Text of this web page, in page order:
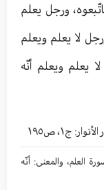
ورجل يعلم
لا يعلم ويعلم
يعلم ويعلم أنّه
ج١، ص١٩٥
العلم، والمعنی: أنّه